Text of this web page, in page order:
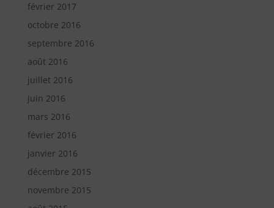
février 2017
octobre 2016
septembre 2016
août 2016
juillet 2016
juin 2016
mars 2016
février 2016
janvier 2016
décembre 2015
novembre 2015